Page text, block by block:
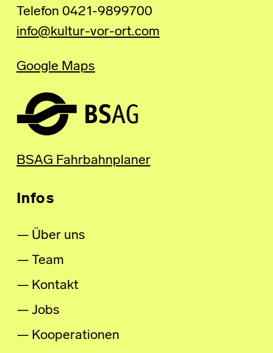
Telefon 0421-9899700
info@kultur-vor-ort.com
Google Maps
BSAG Fahrbahnplaner
Infos
Über uns
Team
Kontakt
Jobs
Kooperationen